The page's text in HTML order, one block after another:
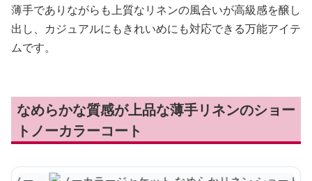
薄手でありながらも上質なリネンの風合いが高級感を醸し
出し、カジュアルにもきれいめにも対応できる万能アイテ
ムです。
なめらかな質感が上品な薄手リネンのショー
トノーカラーコート